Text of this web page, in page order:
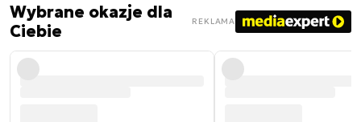
Wybrane okazje dla
Ciebie
REKLAMA